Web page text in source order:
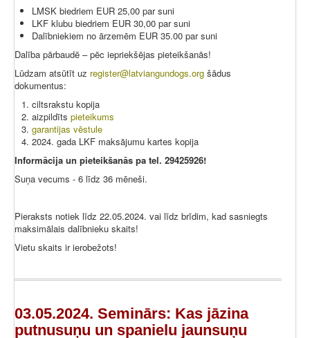
LMSK biedriem EUR 25,00 par suni
LKF klubu biedriem EUR 30,00 par suni
Dalībniekiem no ārzemēm EUR 35.00 par suni
Dalība pārbaudē – pēc iepriekšējas pieteikšanās!
Lūdzam atsūtīt uz register@latviangundogs.org šādus
dokumentus:
ciltsrakstu kopija
aizpildīts pieteikums
garantijas vēstule
2024. gada LKF maksājumu kartes kopija
Informācija un pieteikšanās pa tel. 29425926!
Suņa vecums - 6 līdz 36 mēneši.
Pieraksts notiek līdz 22.05.2024. vai līdz brīdim, kad sasniegts
maksimālais dalībnieku skaits!
Vietu skaits ir ierobežots!
03.05.2024. Seminārs: Kas jāzina
putnusuņu un spanielu jaunsuņu